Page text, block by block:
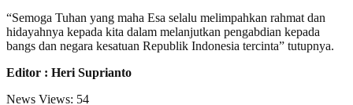
“Semoga Tuhan yang maha Esa selalu melimpahkan rahmat dan
hidayahnya kepada kita dalam melanjutkan pengabdian kepada
bangs dan negara kesatuan Republik Indonesia tercinta” tutupnya.
Editor : Heri Suprianto
News Views: 54